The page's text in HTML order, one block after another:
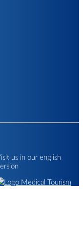
us in our english